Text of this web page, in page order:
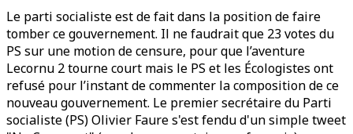
Le parti socialiste est de fait dans la position de faire
tomber ce gouvernement. Il ne faudrait que 23 votes du
PS sur une motion de censure, pour que l’aventure
Lecornu 2 tourne court mais le PS et les Écologistes ont
refusé pour l’instant de commenter la composition de ce
nouveau gouvernement. Le premier secrétaire du Parti
socialiste (PS) Olivier Faure s'est fendu d'un simple tweet